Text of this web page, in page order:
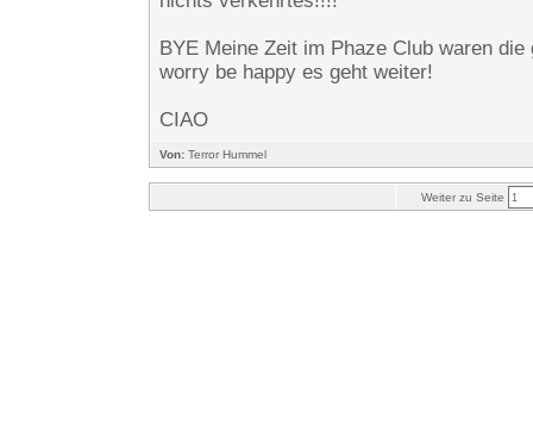
BYE Meine Zeit im Phaze Club waren
worry be happy es geht weiter!
CIAO
Von: Terror Hummel
Weiter zu Seite